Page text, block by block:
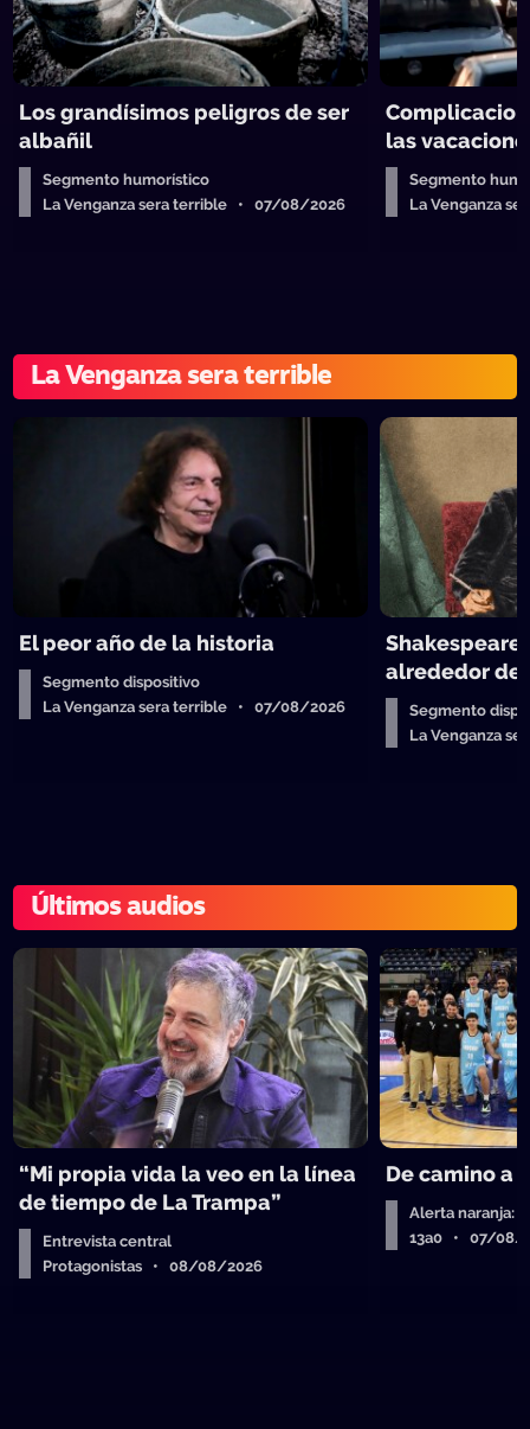
Los grandísimos peligros de ser
albañil
Segmento humorístico
La Venganza sera terrible • 07/08/2026
las
Segmento
La Venganza
La Venganza sera terrible
El peor año de la historia
Segmento dispositivo
La Venganza sera terrible • 07/08/2026
Shakespeare
alrededor de
Segmento
La Venganza
Últimos audios
“Mi propia vida la veo en la línea
de tiempo de La Trampa”
Entrevista central
Protagonistas • 08/08/2026
De camino a
Alerta naranja:
13a0 • 07/08/